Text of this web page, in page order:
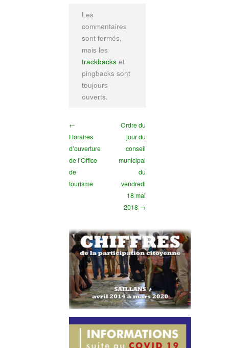
Les
commentaires
sont fermés,
mais les
trackbacks et
pingbacks sont
toujours
ouverts.
←
Horaires
d’ouverture
de l’Office
de
tourisme
Ordre du
jour du
conseil
municipal
du
vendredi
18 mai
2018 →